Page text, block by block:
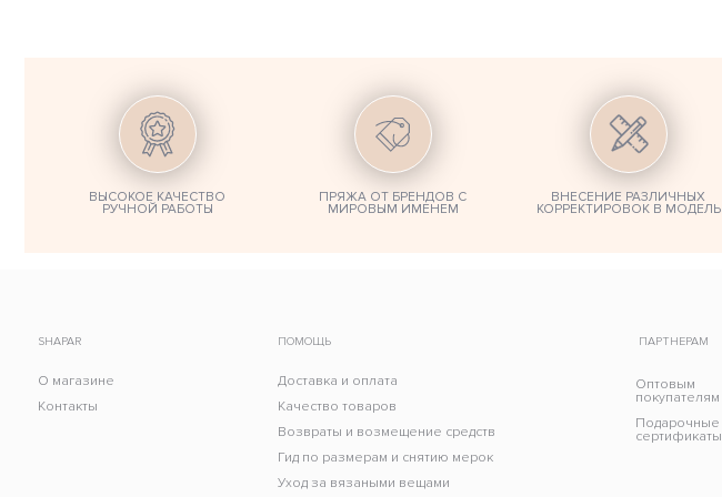
ВЫСОКОЕ КАЧЕСТВО
РУЧНОЙ РАБОТЫ
ПРЯЖА ОТ БРЕНДОВ С
МИРОВЫМ ИМЕНЕМ
ВНЕСЕНИЕ РАЗЛИЧНЫХ
КОРРЕКТИРОВОК В МОДЕЛЬ
SHAPAR
О магазине
Контакты
ПОМОЩЬ
Доставка и оплата
Качество товаров
Возвраты и возмещение средств
Гид по размерам и снятию мерок
Уход за вязаными вещами
ПАРТНЕРАМ
Оптовым
покупателям
Подарочные
сертификаты